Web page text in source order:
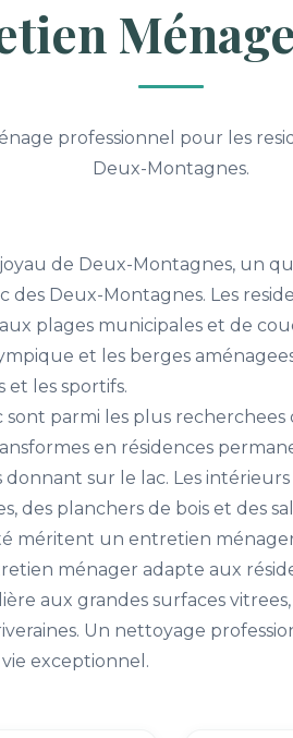
professionnel pour les
Deux-Montagnes.
de Deux-Montagnes, un
Deux-Montagnes. Les
plages municipales et de
et les berges
et les sportifs.
parmi les plus recherchees
en résidences
sur le lac. Les
des planchers de bois et des
méritent un entretien
ménager adapte aux
aux grandes surfaces vitrees,
Un nettoyage
exceptionnel.